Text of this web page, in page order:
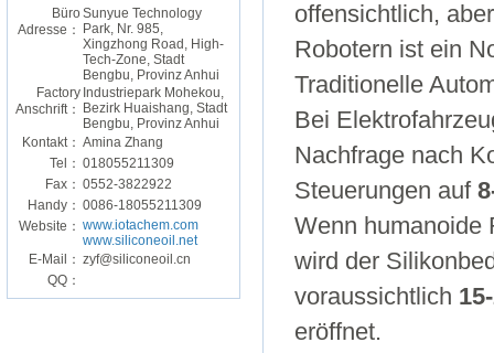
Büro
Adresse：
Sunyue Technology
Park, Nr. 985,
Xingzhong Road, High-
Tech-Zone, Stadt
Bengbu, Provinz Anhui
Factory
Anschrift：
Industriepark Mohekou,
Bezirk Huaishang, Stadt
Bengbu, Provinz Anhui
Kontakt： Amina Zhang
Tel： 018055211309
Fax： 0552-3822922
Handy： 0086-18055211309
Website： www.iotachem.com
www.siliconeoil.net
E-Mail： zyf@siliconeoil.cn
QQ：
offensichtlich,
Robotern ist ein
Traditionelle
Bei
Nachfrage nach
Steuerungen auf
Wenn humanoide
wird der
voraussichtlich
eröffnet.